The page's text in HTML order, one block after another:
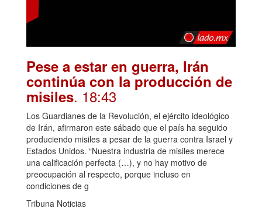
Pese a estar en guerra, Irán
continúa con la producción de
misiles. 18:43
Los Guardianes de la Revolución, el ejército ideológico
de Irán, afirmaron este sábado que el país ha seguido
produciendo misiles a pesar de la guerra contra Israel y
Estados Unidos. “Nuestra industria de misiles merece
una calificación perfecta (…), y no hay motivo de
preocupación al respecto, porque incluso en
condiciones de g
Tribuna Noticias